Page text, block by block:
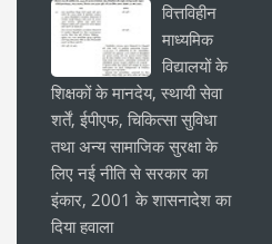
वित्तविहीन
माध्यमिक
विद्यालयों के
शिक्षकों के मानदेय, स्थायी सेवा
शर्तें, ईपीएफ, चिकित्सा सुविधा
तथा अन्य सामाजिक सुरक्षा के
लिए नई नीति से सरकार का
इंकार, 2001 के शासनादेश का
दिया हवाला